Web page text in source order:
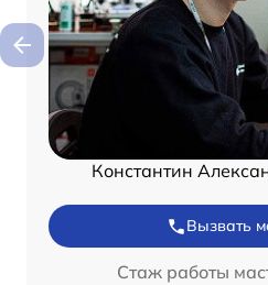
Константин
Вызвать
Стаж работы